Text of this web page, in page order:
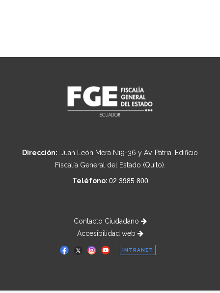
Dirección: Juan León Mera N19-36 y Av. Patria, Edificio
Fiscalía General del Estado (Quito).
Teléfono: 02 3985 800
Contacto Ciudadano
Accesibilidad web
INTRANET